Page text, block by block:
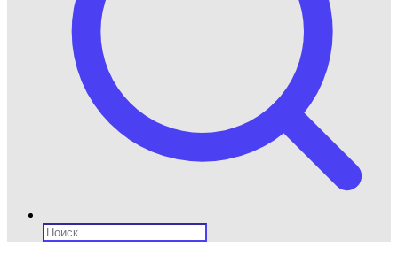
Поиск: